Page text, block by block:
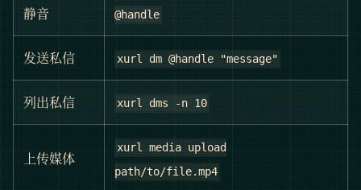
静音
@handle
发送私信 xurl dm @handle "message"
列出私信 xurl dms -n 10
上传媒体
xurl media upload
path/to/file.mp4